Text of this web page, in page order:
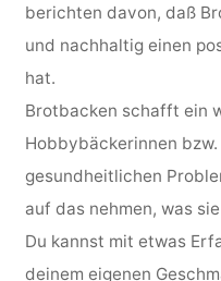
berichten davon, daß
und nachhaltig einen
hat.
Brotbacken schafft ein
Hobbybäckerinnen
gesundheitlichen
auf das nehmen, was
Du kannst mit etwas
deinem eigenen